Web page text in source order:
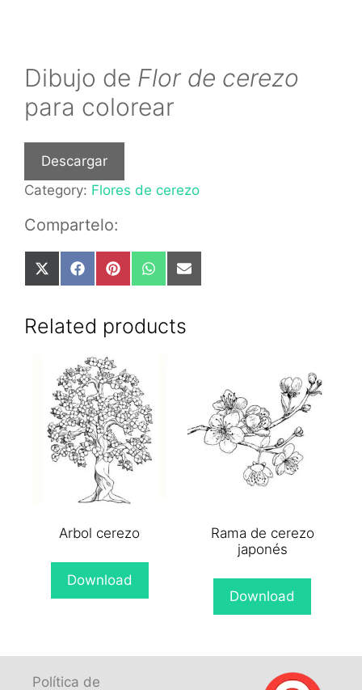
Dibujo de Flor de cerezo
para colorear
Descargar
Category: Flores de cerezo
Compartelo:
Share
on
(Twitter)
Share
on
Share
on
Share
on
Share
on
Related products
Arbol cerezo
Download
Rama de cerezo
japonés
Download
Política de